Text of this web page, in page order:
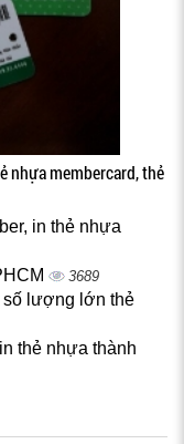
nhựa membercard, thẻ
in thẻ nhựa
3689
số lượng lớn thẻ
thẻ nhựa thành